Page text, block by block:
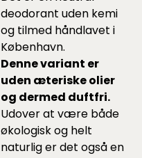
deodorant uden kemi
og tilmed håndlavet i
København.
Denne variant er
uden æteriske olier
og dermed duftfri.
Udover at være både
økologisk og helt
naturlig er det også en